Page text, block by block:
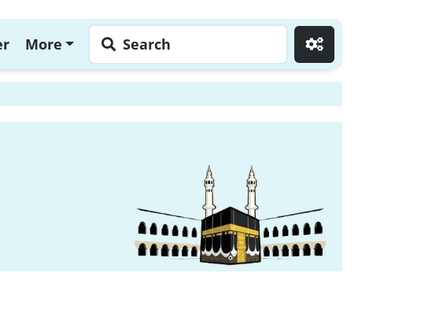
More Search